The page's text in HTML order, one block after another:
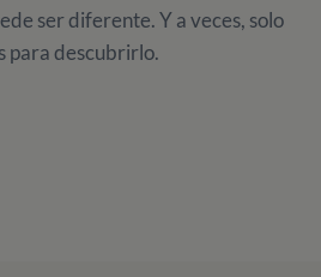
ser diferente. Y a veces, solo
para descubrirlo.